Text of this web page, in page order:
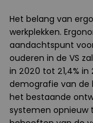
Het belang van
werkplekken.
aandachtspunt
ouderen in de VS
in 2020 tot 21,4%
demografie van de
het bestaande
systemen opnieuw